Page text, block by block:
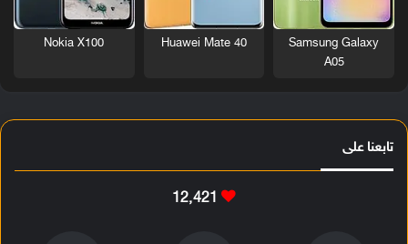
Samsung Galaxy
A05
Huawei Mate 40
Nokia X100
تابعنا على
12٬421